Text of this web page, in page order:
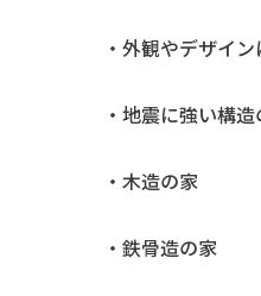
・外観やデザイ
・地震に強い構
・木造の家
・鉄骨造の家